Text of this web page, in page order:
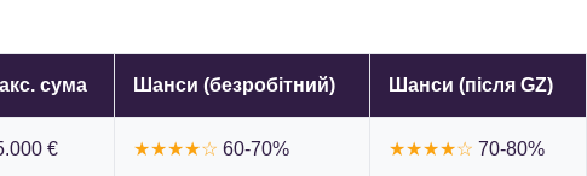
сума Шанси (безробітний) Шанси (після GZ)
€ ★★★★☆ 60-70% ★★★★☆ 70-80%